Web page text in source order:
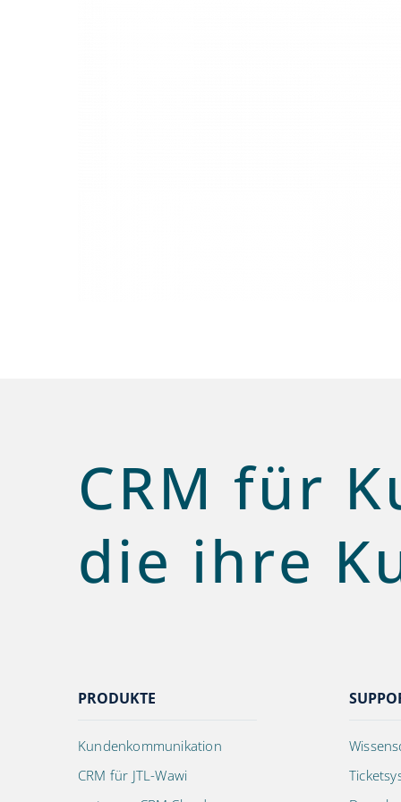
CRM für
die ihre
PRODUKTE
Kundenkommunikation
CRM für JTL-Wawi